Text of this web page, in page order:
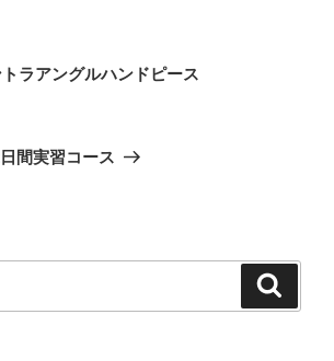
ラアングルハンドピース
間実習コース